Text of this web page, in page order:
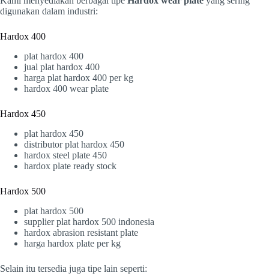
digunakan dalam industri:
Hardox 400
plat hardox 400
jual plat hardox 400
harga plat hardox 400 per kg
hardox 400 wear plate
Hardox 450
plat hardox 450
distributor plat hardox 450
hardox steel plate 450
hardox plate ready stock
Hardox 500
plat hardox 500
supplier plat hardox 500 indonesia
hardox abrasion resistant plate
harga hardox plate per kg
Selain itu tersedia juga tipe lain seperti: